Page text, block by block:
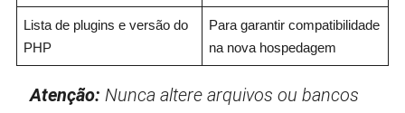
Lista de plugins e versão do
PHP
Para garantir compatibilidade
na nova hospedagem
Atenção: Nunca altere arquivos ou bancos